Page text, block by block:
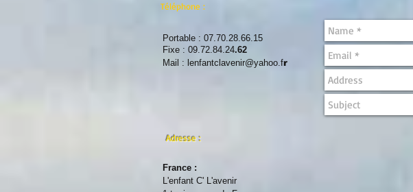
Téléphone :
Portable : 07.70.28.66.15
Fixe : 09.72.84.24.62
Mail : lenfantclavenir@yahoo.fr
Adresse :
France :
L'enfant C' L'avenir